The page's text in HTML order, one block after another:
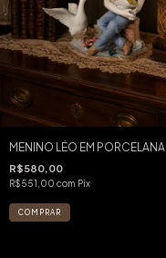
MENINO LÉO EM PORCELANA
R$580,00
R$551,00 com Pix